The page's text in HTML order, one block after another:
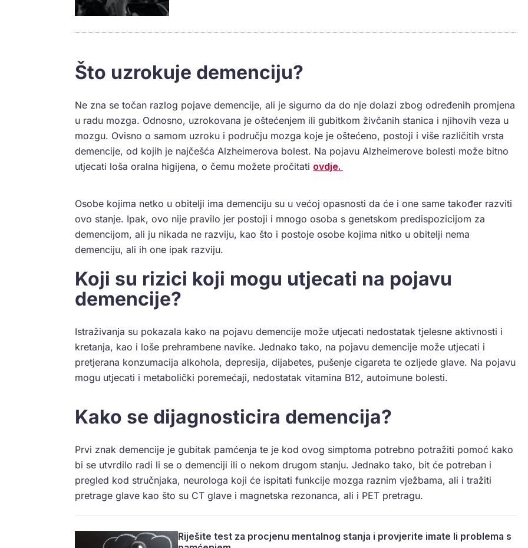
Što uzrokuje demenciju?
Ne zna se točan razlog pojave demencije, ali je sigurno da do nje dolazi zbog određenih promjena
u radu mozga. Odnosno, uzrokovana je oštećenjem ili gubitkom živčanih stanica i njihovih veza u
mozgu. Ovisno o samom uzroku i području mozga koje je oštećeno, postoji i više različitih vrsta
demencije, od kojih je najčešća Alzheimerova bolest. Na pojavu Alzheimerove bolesti može bitno
utjecati loša oralna higijena, o čemu možete pročitati ovdje.
Osobe kojima netko u obitelji ima demenciju su u većoj opasnosti da će i one same također razviti
ovo stanje. Ipak, ovo nije pravilo jer postoji i mnogo osoba s genetskom predispozicijom za
demencijom, ali ju nikada ne razviju, kao što i postoje osobe kojima nitko u obitelji nema
demenciju, ali ih one ipak razviju.
Koji su rizici koji mogu utjecati na pojavu
demencije?
Istraživanja su pokazala kako na pojavu demencije može utjecati nedostatak tjelesne aktivnosti i
kretanja, kao i loše prehrambene navike. Jednako tako, na pojavu demencije može utjecati i
pretjerana konzumacija alkohola, depresija, dijabetes, pušenje cigareta te ozljede glave. Na pojavu
mogu utjecati i metabolički poremećaji, nedostatak vitamina B12, autoimune bolesti.
Kako se dijagnosticira demencija?
Prvi znak demencije je gubitak pamćenja te je kod ovog simptoma potrebno potražiti pomoć kako
bi se utvrdilo radi li se o demenciji ili o nekom drugom stanju. Jednako tako, bit će potreban i
pregled kod stručnjaka, neurologa koji će ispitati funkcije mozga raznim vježbama, ali i tražiti
pretrage glave kao što su CT glave i magnetska rezonanca, ali i PET pretragu.
Riješite test za procjenu mentalnog stanja i provjerite imate li problema s